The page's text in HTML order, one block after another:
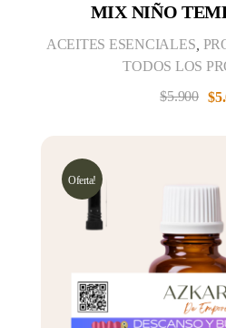
MIX NIÑO
$
$5.900
ACEITES ESENCIALES
TODOS LOS
Oferta!